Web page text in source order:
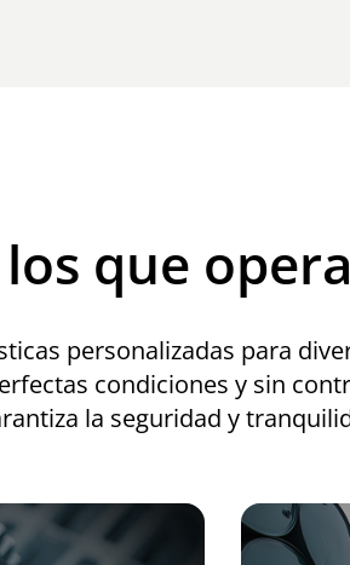
que
personalizadas para
condiciones y sin
la seguridad y